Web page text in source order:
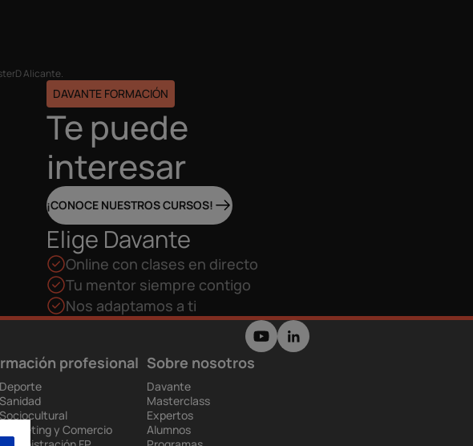
Alicante.
DAVANTE FORMACIÓN
Te puede
interesar
¡CONOCE NUESTROS CURSOS!
Elige Davante
Online con clases en directo
Tu mentor siempre contigo
Nos adaptamos a ti
profesional
Marketing y Comercio
Sobre nosotros
Davante
Masterclass
Expertos
Alumnos